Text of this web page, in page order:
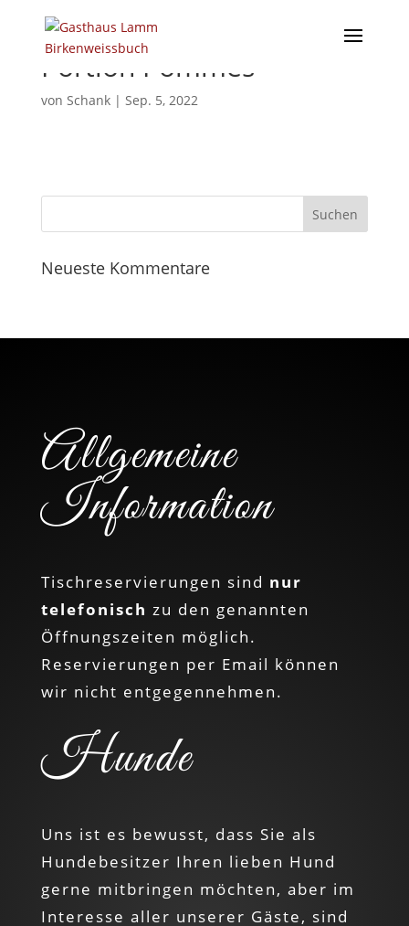
Portion Pommes
von Schank| Sep. 5, 2022
Neueste Kommentare
Allgemeine
Information
Tischreservierungen sind nur
telefonisch zu den genannten
Öffnungszeiten möglich.
Reservierungen per Email können
wir nicht entgegennehmen.
Hunde
Uns ist es bewusst, dass Sie als
Hundebesitzer Ihren lieben Hund
gerne mitbringen möchten, aber im
Interesse aller unserer Gäste, sind